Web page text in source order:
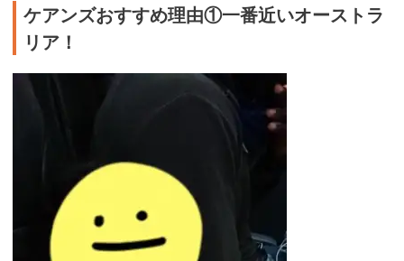
ケアンズおすすめ理由①一番近いオーストラ
リア！